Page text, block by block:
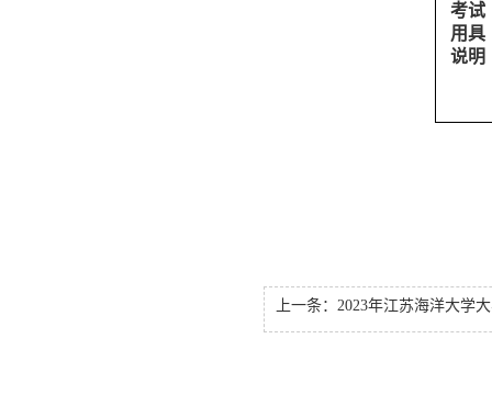
考试
用具
说明
上一条： 2023年江苏海洋大学大学生计算机设计大赛暨2023年江苏省大